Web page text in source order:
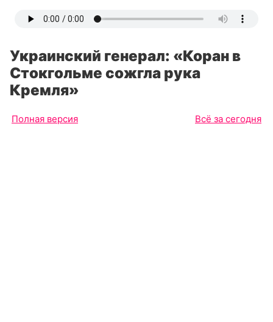
Украинский генерал: «Коран в
Стокгольме сожгла рука
Кремля»
Полная версия Всё за сегодня